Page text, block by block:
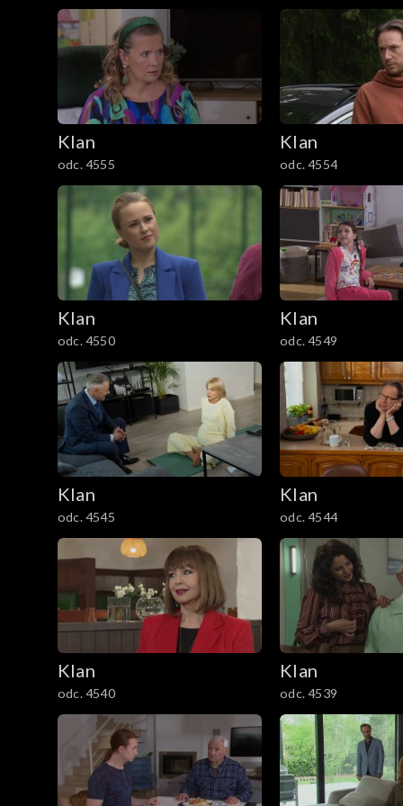
1001–1100
901–1000
801–900
701–800
601–700
501–600
401–500
301–400
201–300
101–200
1–100
Klan
odc. 4555
Klan
odc. 4554
Klan
odc. 4550
Klan
odc. 4549
Klan
odc. 4545
Klan
odc. 4544
Klan
odc. 4540
Klan
odc. 4539